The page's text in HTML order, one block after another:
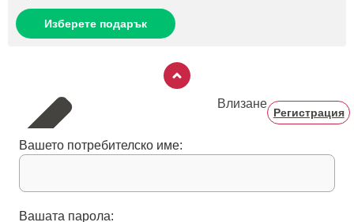
Изберете подарък
Влизане
Регистрация
Вашето потребителско име:
Вашата парола: